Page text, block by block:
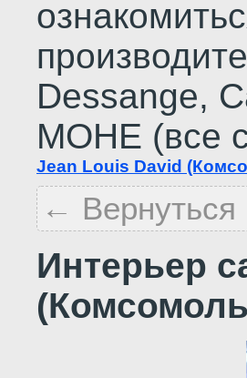
Dessange,
МОНЕ (все
Jean Louis David
← Вернуться
Интерьер